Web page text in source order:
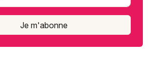
Je m'abonne